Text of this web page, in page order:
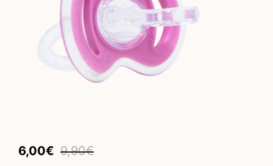
9,90€
Original
6,00€
Current